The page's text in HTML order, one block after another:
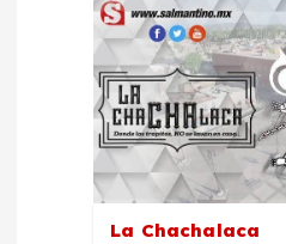
La Chachalaca